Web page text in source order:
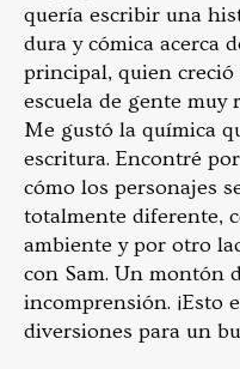
quería escribir una
dura y cómica acerca
principal, quien
escuela de gente muy
Me gustó la química
escritura. Encontré
cómo los personajes
totalmente diferente,
ambiente y por otro
con Sam. Un montón
incomprensión. ¡Esto
diversiones para un